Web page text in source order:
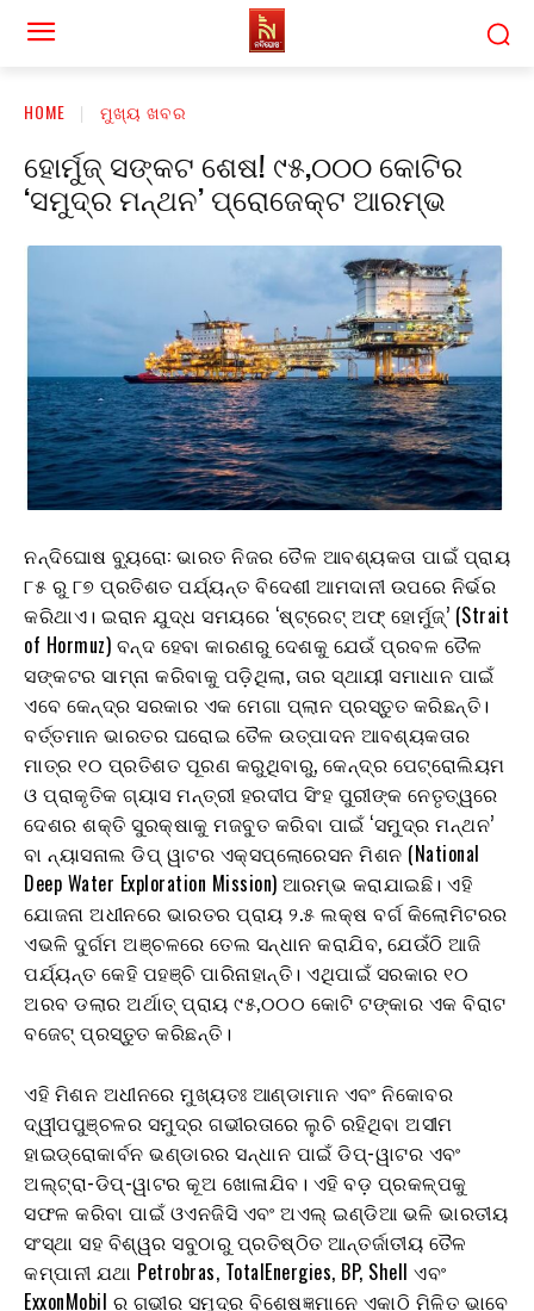
HOME ମୁଖ୍ୟ ଖବର
ହୋର୍ମୁଜ୍ ସଙ୍କଟ ଶେଷ! ₹୯୫,୦୦୦ କୋଟିର
‘ସମୁଦ୍ର ମନ୍ଥନ’ ପ୍ରୋଜେକ୍ଟ ଆରମ୍ଭ
ନନ୍ଦିଘୋଷ ବ୍ୟୁରୋ: ଭାରତ ନିଜର ତୈଳ ଆବଶ୍ୟକତା ପାଇଁ ପ୍ରାୟ
୮୫ ରୁ ୮୭ ପ୍ରତିଶତ ପର୍ଯ୍ୟନ୍ତ ବିଦେଶୀ ଆମଦାନୀ ଉପରେ ନିର୍ଭର
କରିଥାଏ। ଇରାନ ଯୁଦ୍ଧ ସମୟରେ ‘ଷ୍ଟ୍ରେଟ୍ ଅଫ୍ ହୋର୍ମୁଜ୍’ (Strait
of Hormuz) ବନ୍ଦ ହେବା କାରଣରୁ ଦେଶକୁ ଯେଉଁ ପ୍ରବଳ ତୈଳ
ସଙ୍କଟର ସାମ୍ନା କରିବାକୁ ପଡ଼ିଥିଲା, ତାର ସ୍ଥାୟୀ ସମାଧାନ ପାଇଁ
ଏବେ କେନ୍ଦ୍ର ସରକାର ଏକ ମେଗା ପ୍ଲାନ ପ୍ରସ୍ତୁତ କରିଛନ୍ତି।
ବର୍ତ୍ତମାନ ଭାରତର ଘରୋଇ ତୈଳ ଉତ୍ପାଦନ ଆବଶ୍ୟକତାର
ମାତ୍ର ୧୦ ପ୍ରତିଶତ ପୂରଣ କରୁଥିବାରୁ, କେନ୍ଦ୍ର ପେଟ୍ରୋଲିୟମ
ଓ ପ୍ରାକୃତିକ ଗ୍ୟାସ ମନ୍ତ୍ରୀ ହରଦୀପ ସିଂହ ପୁରୀଙ୍କ ନେତୃତ୍ୱରେ
ଦେଶର ଶକ୍ତି ସୁରକ୍ଷାକୁ ମଜବୁତ କରିବା ପାଇଁ ‘ସମୁଦ୍ର ମନ୍ଥନ’
ବା ନ୍ୟାସନାଲ ଡିପ୍ ୱାଟର ଏକ୍ସପ୍ଲୋରେସନ ମିଶନ (National
Deep Water Exploration Mission) ଆରମ୍ଭ କରାଯାଇଛି। ଏହି
ଯୋଜନା ଅଧୀନରେ ଭାରତର ପ୍ରାୟ ୨.୫ ଲକ୍ଷ ବର୍ଗ କିଲୋମିଟରର
ଏଭଳି ଦୁର୍ଗମ ଅଞ୍ଚଳରେ ତେଲ ସନ୍ଧାନ କରାଯିବ, ଯେଉଁଠି ଆଜି
ପର୍ଯ୍ୟନ୍ତ କେହି ପହଞ୍ଚି ପାରିନାହାନ୍ତି। ଏଥିପାଇଁ ସରକାର ୧୦
ଅରବ ଡଲାର ଅର୍ଥାତ୍ ପ୍ରାୟ ୯୫,୦୦୦ କୋଟି ଟଙ୍କାର ଏକ ବିରାଟ
ବଜେଟ୍ ପ୍ରସ୍ତୁତ କରିଛନ୍ତି।
ଏହି ମିଶନ ଅଧୀନରେ ମୁଖ୍ୟତଃ ଆଣ୍ଡାମାନ ଏବଂ ନିକୋବର
ଦ୍ୱୀପପୁଞ୍ଚଳର ସମୁଦ୍ର ଗଭୀରତାରେ ଲୁଚି ରହିଥିବା ଅସୀମ
ହାଇଡ୍ରୋକାର୍ବନ ଭଣ୍ଡାରର ସନ୍ଧାନ ପାଇଁ ଡିପ୍-ୱାଟର ଏବଂ
ଅଲ୍ଟ୍ରା-ଡିପ୍-ୱାଟର କୂଅ ଖୋଳାଯିବ। ଏହି ବଡ଼ ପ୍ରକଳ୍ପକୁ
ସଫଳ କରିବା ପାଇଁ ଓଏନଜିସି ଏବଂ ଅଏଲ୍ ଇଣ୍ଡିଆ ଭଳି ଭାରତୀୟ
ସଂସ୍ଥା ସହ ବିଶ୍ୱର ସବୁଠାରୁ ପ୍ରତିଷ୍ଠିତ ଆନ୍ତର୍ଜାତୀୟ ତୈଳ
କମ୍ପାନୀ ଯଥା Petrobras, TotalEnergies, BP, Shell ଏବଂ
ExxonMobil ର ଗଭୀର ସମୁଦ୍ର ବିଶେଷଜ୍ଞମାନେ ଏକାଠି ମିଳିତ ଭାବେ